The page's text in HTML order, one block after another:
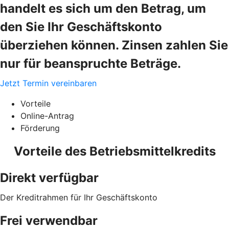
handelt es sich um den Betrag, um
den Sie Ihr Geschäftskonto
überziehen können. Zinsen zahlen Sie
nur für beanspruchte Beträge.
Jetzt Termin vereinbaren
Vorteile
Online-Antrag
Förderung
Vorteile des Betriebsmittelkredits
Direkt verfügbar
Der Kreditrahmen für Ihr Geschäftskonto
Frei verwendbar